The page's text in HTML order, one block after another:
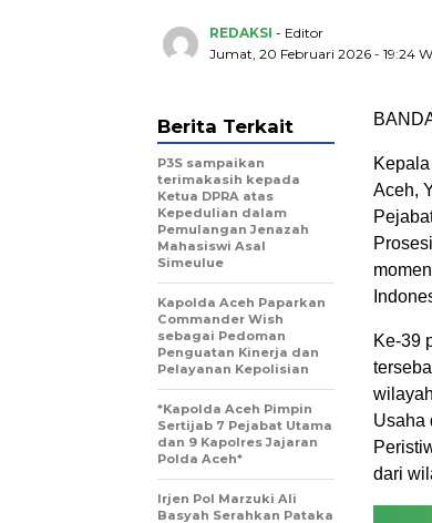
REDAKSI - Editor
Jumat, 20 Februari 2026 - 19:24
Aceh,
Ke-39
Usaha
dari
Berita Terkait
P3S sampaikan
terimakasih kepada
Ketua DPRA atas
Kepedulian dalam
Pemulangan Jenazah
Mahasiswi Asal
Simeulue
Kapolda Aceh Paparkan
Commander Wish
sebagai Pedoman
Penguatan Kinerja dan
Pelayanan Kepolisian
*Kapolda Aceh Pimpin
Sertijab 7 Pejabat Utama
dan 9 Kapolres Jajaran
Polda Aceh*
Irjen Pol Marzuki Ali
Basyah Serahkan Pataka